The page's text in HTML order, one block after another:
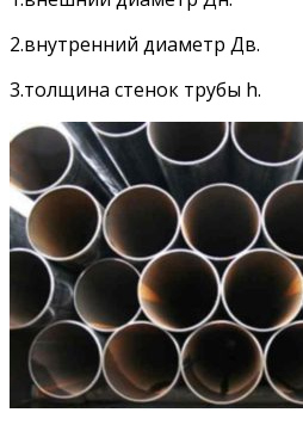
2.внутренний диаметр Дв.
3.толщина стенок трубы h.